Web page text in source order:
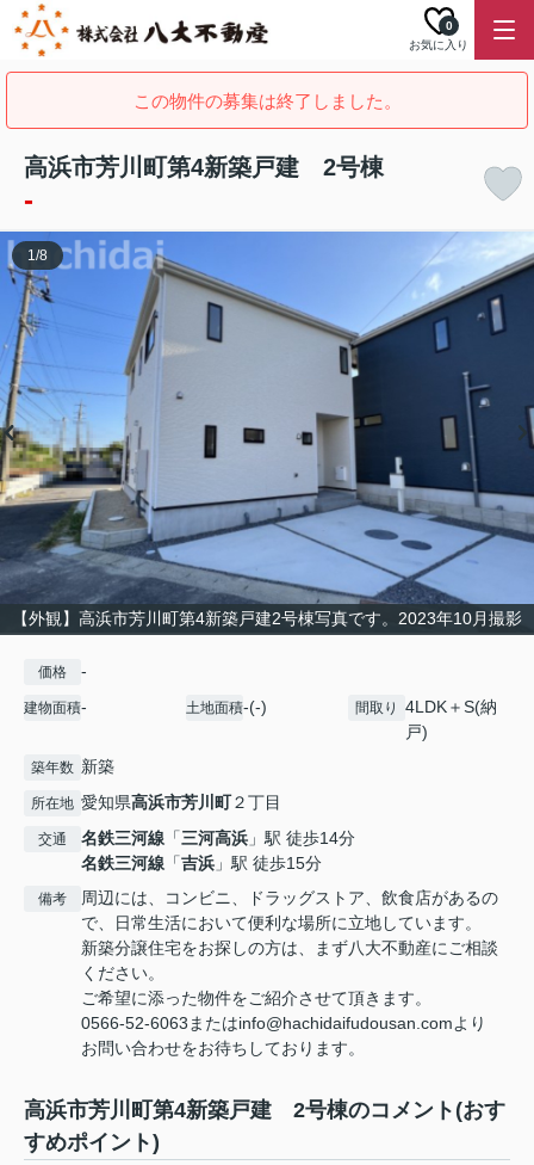
お気に入り
0
この物件の募集は終了しました。
高浜市芳川町第4新築戸建 2号棟
-
【外観】高浜市芳川町第4新築戸建2号棟写真です。2023年10月撮影
1/8
価格 -
建物面積- 土地面積-(-) 間取り
4LDK＋S(納
戸)
築年数 新築
所在地 愛知県高浜市芳川町２丁目
交通 名鉄三河線 「三河高浜 」駅 徒歩14分
名鉄三河線 「吉浜 」駅 徒歩15分
備考
周辺には、コンビニ、ドラッグストア、飲食店があるの
で、日常生活において便利な場所に立地しています。
新築分譲住宅をお探しの方は、まず八大不動産にご相談
ください。
ご希望に添った物件をご紹介させて頂きます。
0566-52-6063またはinfo@hachidaifudousan.comより
お問い合わせをお待ちしております。
高浜市芳川町第4新築戸建 2号棟のコメント(おす
すめポイント)